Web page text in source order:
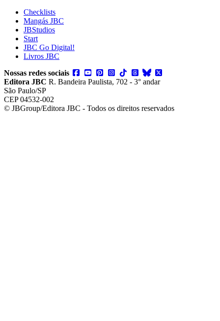
Checklists
Mangás JBC
JBStudios
Start
JBC Go Digital!
Livros JBC
Nossas redes sociais
Editora JBC R. Bandeira Paulista, 702 - 3° andar
São Paulo/SP
CEP 04532-002
© JBGroup/Editora JBC - Todos os direitos reservados